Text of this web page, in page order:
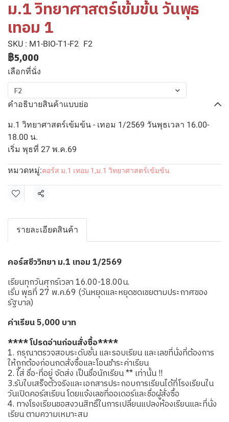
ม.1 วิทยาศาสตร์เข้มข้น วันพุธ
เทอม 1
SKU : M1-BIO-T1-F2 F2
฿5,000
เลือกที่นั่ง
F2
คำอธิบายสินค้าแบบย่อ
ม.1 วิทยาศาสตร์เข้มข้น - เทอม 1/2569 วันพุธเวลา 16.00-
18.00 น.
เริ่ม พุธที่ 27 พ.ค.69
หมวดหมู่:คอร์ส ม.1 เทอม 1 ,ม.1 วิทยาศาสตร์เข้มข้น
แชร์
รายละเอียดสินค้า
คอร์สชีววิทยา ม.1 เทอม 1/2569
เรียนทุกวันศุกร์เวลา 16.00-18.00น.
เริ่ม พุธที่ 27 พ.ค.69 (วันหยุดและหยุดชดเชยตามประกาศของ
รัฐบาล)
ค่าเรียน 5,000 บาท
**** โปรดอ่านก่อนสั่งซื้อ****
1. กรุณาตรวจสอบระดับชั้น และรอบเรียน และเลขที่นั่งที่ต้องการ
ให้ถูกต้องก่อนกดสั่งซื้อและโอนชำระค่าเรียน
2. ใส่ ชื่อ-ที่อยู่ จัดส่ง เป็นชื่อนักเรียน ** เท่านั้น !!
3.รับใบเสร็จตัวจริงและเอกสารประกอบการเรียนได้ที่โรงเรียนใน
วันเปิดคอร์สเรียน โดยแจ้งเลขที่ออเดอร์และชื่อผู้สั่งซื้อ
4. ทางโรงเรียนขอสงวนสิทธิ์ในการเปลี่ยนแปลงห้องเรียนและที่นั่ง
เรียน ตามความเหมาะสม